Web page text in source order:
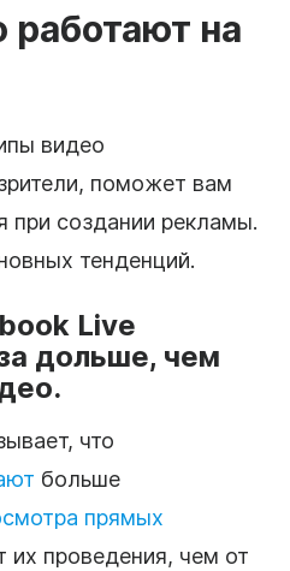
работают на
видео
поможет вам
при создании рекламы.
тенденций.
Live
дольше, чем
что
больше
прямых
их проведения, чем от